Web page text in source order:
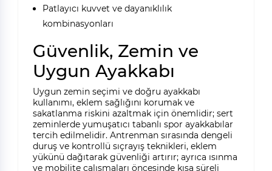
Patlayıcı kuvvet ve dayanıklılık
kombinasyonları
Güvenlik, Zemin ve
Uygun Ayakkabı
Uygun zemin seçimi ve doğru ayakkabı
kullanımı, eklem sağlığını korumak ve
sakatlanma riskini azaltmak için önemlidir; sert
zeminlerde yumuşatıcı tabanlı spor ayakkabılar
tercih edilmelidir. Antrenman sırasında dengeli
duruş ve kontrollü sıçrayış teknikleri, eklem
yükünü dağıtarak güvenliği artırır; ayrıca ısınma
ve mobilite çalışmaları öncesinde kısa süreli